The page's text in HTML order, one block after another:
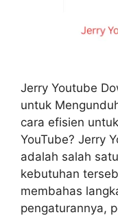
Jerry Youtube
untuk
cara efisien
YouTube? Jerry
adalah salah
kebutuhan
membahas
pengaturannya,